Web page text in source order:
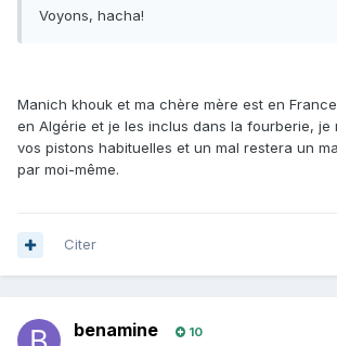
Voyons, hacha!
Manich khouk et ma chère mère est en
en Algérie et je les inclus dans la fourberie, je
vos pistons habituelles et un mal restera un
par moi-même.
Citer
benamine 10